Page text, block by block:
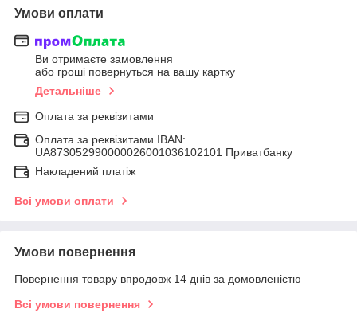
Умови оплати
Ви отримаєте замовлення
або гроші повернуться на вашу картку
Детальніше
Оплата за реквізитами
Оплата за реквізитами IBAN:
UA873052990000026001036102101 Приватбанку
Накладений платіж
Всі умови оплати
Умови повернення
Повернення товару впродовж 14 днів за домовленістю
Всі умови повернення